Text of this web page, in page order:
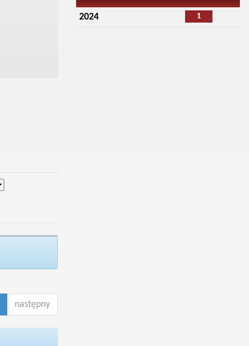
następny
1
2024